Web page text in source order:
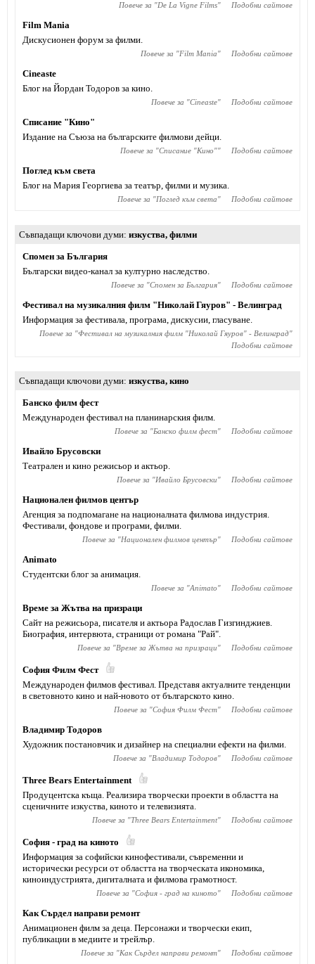
Повече за "De La Vigne Films" Подобни сайтове
Film Mania
Дискусионен форум за филми.
Повече за "Film Mania" Подобни сайтове
Cineaste
Блог на Йордан Тодоров за кино.
Повече за "Cineaste" Подобни сайтове
Списание "Кино"
Издание на Съюза на българските филмови дейци.
Повече за "Списание "Кино"" Подобни сайтове
Поглед към света
Блог на Мария Георгиева за театър, филми и музика.
Повече за "Поглед към света" Подобни сайтове
Съвпадащи ключови думи изкуства, филми
Спомен за България
Български видео-канал за културно наследство.
Повече за "Спомен за България" Подобни сайтове
Фестивал на музикалния филм "Николай Гяуров" - Велинград
Информация за фестивала, програма, дискусии, гласуване.
Повече за "Фестивал на музикалния филм "Николай Гяуров" - Велинград"
Подобни сайтове
Съвпадащи ключови думи изкуства, кино
Банско филм фест
Международен фестивал на планинарския филм.
Повече за "Банско филм фест" Подобни сайтове
Ивайло Брусовски
Театрален и кино режисьор и актьор.
Повече за "Ивайло Брусовски" Подобни сайтове
Национален филмов център
Агенция за подпомагане на националната филмова индустрия.
Фестивали, фондове и програми, филми.
Повече за "Национален филмов център" Подобни сайтове
Animato
Студентски блог за анимация.
Повече за "Animato" Подобни сайтове
Време за Жътва на призраци
Сайт на режисьора, писателя и актьора Радослав Гизгинджиев‎.
Биография, интервюта, страници от романа "Рай".
Повече за "Време за Жътва на призраци" Подобни сайтове
София Филм Фест
Международен филмов фестивал. Представя актуалните тенденции
в световното кино и най-новото от българското кино.
Повече за "София Филм Фест" Подобни сайтове
Владимир Тодоров
Художник постановчик и дизайнер на специални ефекти на филми.
Повече за "Владимир Тодоров" Подобни сайтове
Тhree Bears Entertainment
Продуцентска къща. Реализира творчески проекти в областта на
сценичните изкуства, киното и телевизията.
Повече за "Тhree Bears Entertainment" Подобни сайтове
София - град на киното
Информация за софийски кинофестивали, съвременни и
исторически ресурси от областта на творческата икономика,
киноиндустрията, дигиталната и филмова грамотност.
Повече за "София - град на киното" Подобни сайтове
Как Сърдел направи ремонт
Анимационен филм за деца. Персонажи и творчески екип,
публикации в медиите и трейлър.
Повече за "Как Сърдел направи ремонт" Подобни сайтове